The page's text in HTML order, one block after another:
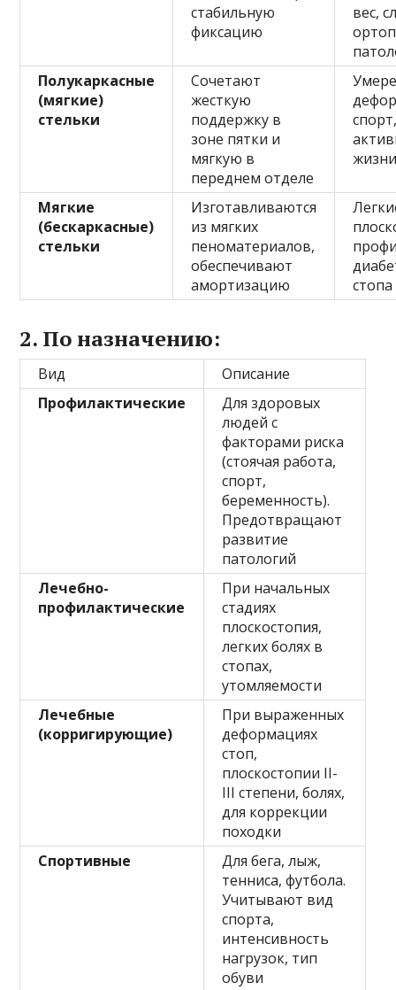
стабильную
фиксацию
вес,
Полукаркасные
(мягкие)
стельки
Сочетают
жесткую
поддержку в
зоне пятки и
мягкую в
переднем отделе
Мягкие
(бескаркасные)
стельки
Изготавливаются
из мягких
пеноматериалов,
обеспечивают
амортизацию
стопа
2. По назначению:
Вид
Описание
Профилактические
Для здоровых
людей с
факторами риска
(стоячая работа,
спорт,
беременность).
Предотвращают
развитие
патологий
Лечебно-
профилактические
При начальных
стадиях
плоскостопия,
легких болях в
стопах,
утомляемости
Лечебные
(корригирующие)
При выраженных
деформациях
стоп,
плоскостопии II-
III степени, болях,
для коррекции
походки
Спортивные
Для бега, лыж,
тенниса, футбола.
Учитывают вид
спорта,
интенсивность
нагрузок, тип
обуви